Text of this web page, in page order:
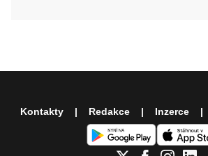
Kontakty Redakce Inzerce